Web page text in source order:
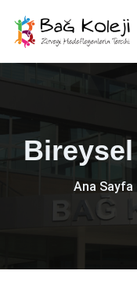
Bireysel
Ana Sayfa